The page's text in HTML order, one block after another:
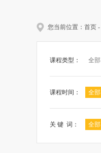
您当前位置： 首页 -
课程类型： 全部
课程时间： 全部
关 键 词： 全部